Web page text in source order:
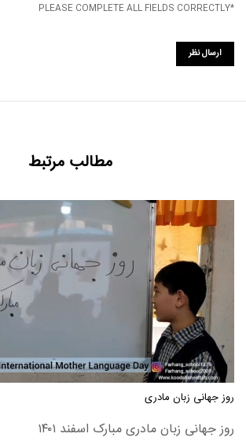
*PLEASE COMPLETE ALL FIELDS CORRECTLY
مطالب مرتبط
روز جهانی زبان مادری
روز جهانی زبان مادری مبارک اسفند ۱۴۰۱